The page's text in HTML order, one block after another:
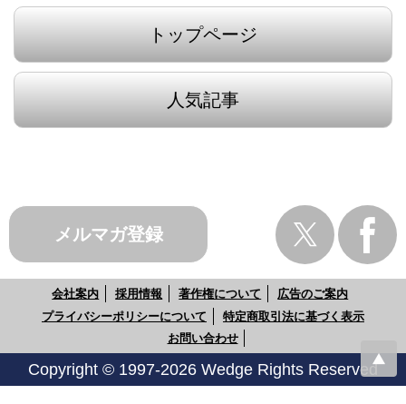
トップページ
人気記事
メルマガ登録
会社案内 採用情報 著作権について
広告のご案内
プライバシーポリシーについて
特定商取引法に基づく表示
お問い合わせ
Copyright © 1997-2026 Wedge Rights Reserved